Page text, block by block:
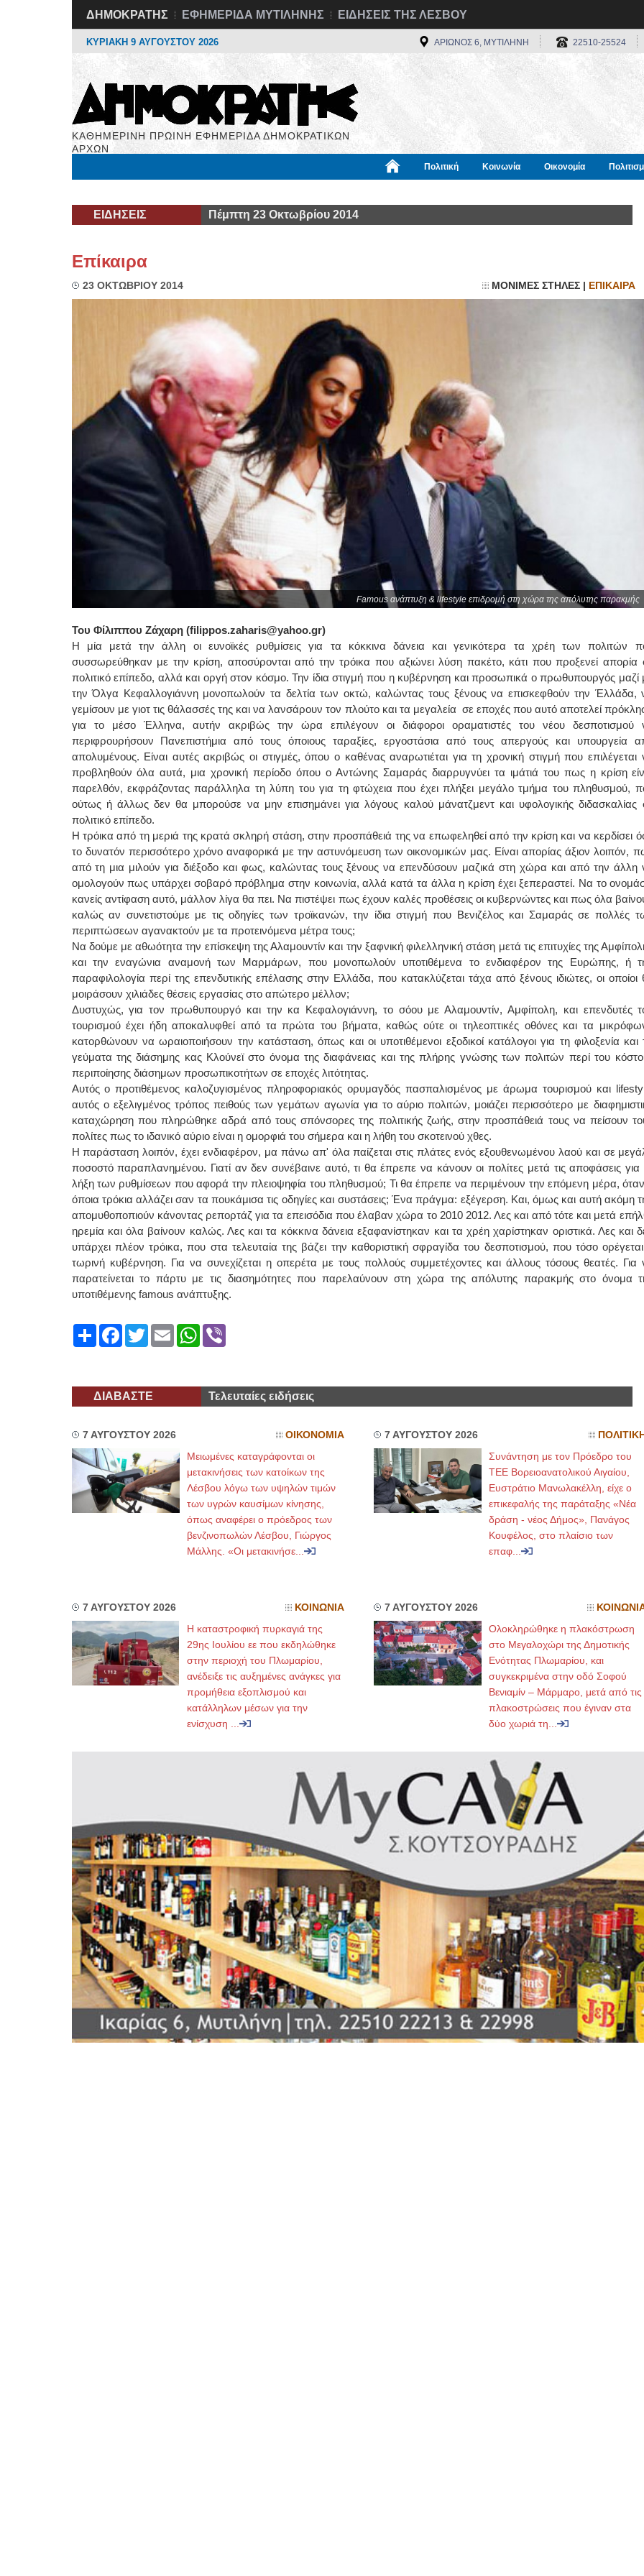
ΔΗΜΟΚΡΑΤΗΣ ΕΦΗΜΕΡΙΔΑ ΜΥΤΙΛΗΝΗΣ ΕΙΔΗΣΕΙΣ ΤΗΣ ΛΕΣΒΟΥ
ΚΥΡΙΑΚΗ 9 ΑΥΓΟΥΣΤΟΥ 2026 ΑΡΙΩΝΟΣ 6, ΜΥΤΙΛΗΝΗ 22510-25524
ΚΑΘΗΜΕΡΙΝΗ ΠΡΩΙΝΗ ΕΦΗΜΕΡΙΔΑ ΔΗΜΟΚΡΑΤΙΚΩΝ
ΑΡΧΩΝ
Πολιτική Κοινωνία Οικονομία
ΕΙΔΗΣΕΙΣ Πέμπτη 23 Οκτωβρίου 2014
Επίκαιρα
23 ΟΚΤΩΒΡΙΟΥ 2014 ΜΟΝΙΜΕΣ ΣΤΗΛΕΣ | ΕΠΙΚΑΙΡΑ
Famous ανάπτυξη & lifestyle επιδρομή στη χώρα της απόλυτης παρακμής
Του Φίλιππου Ζάχαρη (filippos.zaharis@yahoo.gr)
H μία μετά την άλλη οι ευνοϊκές ρυθμίσεις για τα κόκκινα δάνεια και γενικότερα τα χρέη των πολιτών
συσσωρεύθηκαν με την κρίση, αποσύρονται από την τρόικα που αξιώνει λύση πακέτο, κάτι που προξενεί απορία
πολιτικό επίπεδο, αλλά και οργή στον κόσμο. Την ίδια στιγμή που η κυβέρνηση και προσωπικά ο πρωθυπουργός μαζί
την Όλγα Κεφαλλογιάννη μονοπωλούν τα δελτία των οκτώ, καλώντας τους ξένους να επισκεφθούν την Έλλάδα,
γεμίσουν με γιοτ τις θάλασσές της και να λανσάρουν τον πλούτο και τα μεγαλεία σε εποχές που αυτό αποτελεί
για το μέσο Έλληνα, αυτήν ακριβώς την ώρα επιλέγουν οι διάφοροι οραματιστές του νέου δεσποτισμού
περιφρουρήσουν Πανεπιστήμια από τους όποιους ταραξίες, εργοστάσια από τους απεργούς και υπουργεία
απολυμένους. Είναι αυτές ακριβώς οι στιγμές, όπου ο καθένας αναρωτιέται για τη χρονική στιγμή που επιλέγεται
προβληθούν όλα αυτά, μια χρονική περίοδο όπου ο Αντώνης Σαμαράς διαρρυγνύει τα ιμάτιά του πως η κρίση
παρελθόν, εκφράζοντας παράλληλα τη λύπη του για τη φτώχεια που έχει πλήξει μεγάλο τμήμα του πληθυσμού,
ούτως ή άλλως δεν θα μπορούσε να μην επισημάνει για λόγους καλού μάνατζμεντ και υφολογικής διδασκαλίας
πολιτικό επίπεδο.
Η τρόικα από τη μεριά της κρατά σκληρή στάση, στην προσπάθειά της να επωφεληθεί από την κρίση και να κερδίσει
το δυνατόν περισσότερο χρόνο αναφορικά με την αστυνόμευση των οικονομικών μας. Είναι απορίας άξιον λοιπόν,
από τη μια μιλούν για διέξοδο και φως, καλώντας τους ξένους να επενδύσουν μαζικά στη χώρα και από την άλλη
ομολογούν πως υπάρχει σοβαρό πρόβλημα στην κοινωνία, αλλά κατά τα άλλα η κρίση έχει ξεπεραστεί. Να το
κανείς αντίφαση αυτό, μάλλον λίγα θα πει. Να πιστέψει πως έχουν καλές προθέσεις οι κυβερνώντες και πως όλα
καλώς αν συνετιστούμε με τις οδηγίες των τροϊκανών, την ίδια στιγμή που Βενιζέλος και Σαμαράς σε πολλές
περιπτώσεων αγανακτούν με τα προτεινόμενα μέτρα τους;
Να δούμε με αθωότητα την επίσκεψη της Αλαμουντίν και την ξαφνική φιλελληνική στάση μετά τις επιτυχίες της
και την εναγώνια αναμονή των Μαρμάρων, που μονοπωλούν υποτιθέμενα το ενδιαφέρον της Ευρώπης, ή
παραφιλολογία περί της επενδυτικής επέλασης στην Ελλάδα, που κατακλύζεται τάχα από ξένους ιδιώτες, οι οποίοι
μοιράσουν χιλιάδες θέσεις εργασίας στο απώτερο μέλλον;
Δυστυχώς, για τον πρωθυπουργό και την κα Κεφαλογιάννη, το σόου με Αλαμουντίν, Αμφίπολη, και επενδυτές
τουρισμού έχει ήδη αποκαλυφθεί από τα πρώτα του βήματα, καθώς ούτε οι τηλεοπτικές οθόνες και τα
κατορθώνουν να ωραιοποιήσουν την κατάσταση, όπως και οι υποτιθέμενοι εξοδικοί κατάλογοι για τη φιλοξενία και
γεύματα της διάσημης κας Κλούνεϊ στο όνομα της διαφάνειας και της πλήρης γνώσης των πολιτών περί του
περιποίησης διάσημων προσωπικοτήτων σε εποχές λιτότητας.
Αυτός ο προτιθέμενος καλοζυγισμένος πληροφοριακός ορυμαγδός πασπαλισμένος με άρωμα τουρισμού και
αυτός ο εξελιγμένος τρόπος πειθούς των γεμάτων αγωνία για το αύριο πολιτών, μοιάζει περισσότερο με
καταχώρηση που πληρώθηκε αδρά από τους σπόνσορες της πολιτικής ζωής, στην προσπάθειά τους να πείσουν
πολίτες πως το ιδανικό αύριο είναι η ομορφιά του σήμερα και η λήθη του σκοτεινού χθες.
Η παράσταση λοιπόν, έχει ενδιαφέρον, μα πάνω απ' όλα παίζεται στις πλάτες ενός εξουθενωμένου λαού και σε
ποσοστό παραπλανημένου. Γιατί αν δεν συνέβαινε αυτό, τι θα έπρεπε να κάνουν οι πολίτες μετά τις αποφάσεις για
λήξη των ρυθμίσεων που αφορά την πλειοψηφία του πληθυσμού; Τι θα έπρεπε να περιμένουν την επόμενη μέρα,
όποια τρόκια αλλάζει σαν τα πουκάμισα τις οδηγίες και συστάσεις; Ένα πράγμα: εξέγερση. Και, όμως και αυτή ακόμη
απομυθοποπιούν κάνοντας ρεπορτάζ για τα επεισόδια που έλαβαν χώρα το 2010 2012. Λες και από τότε και μετά
ηρεμία και όλα βαίνουν καλώς. Λες και τα κόκκινα δάνεια εξαφανίστηκαν και τα χρέη χαρίστηκαν οριστικά. Λες και
υπάρχει πλέον τρόικα, που στα τελευταία της βάζει την καθοριστική σφραγίδα του δεσποτισμού, που τόσο
τωρινή κυβέρνηση. Για να συνεχίζεται η οπερέτα με τους πολλούς συμμετέχοντες και άλλους τόσους θεατές. Για
παρατείνεται το πάρτυ με τις διασημότητες που παρελαύνουν στη χώρα της απόλυτης παρακμής στο όνομα
υποτιθέμενης famous ανάπτυξης.
ShareFacebook
TwitterEmailWhatsApp
Viber
ΔΙΑΒΑΣΤΕ Τελευταίες ειδήσεις
7 ΑΥΓΟΥΣΤΟΥ 2026 ΟΙΚΟΝΟΜΙΑ
Μειωμένες καταγράφονται οι
μετακινήσεις των κατοίκων της
Λέσβου λόγω των υψηλών τιμών
των υγρών καυσίμων κίνησης,
όπως αναφέρει ο πρόεδρος των
βενζινοπωλών Λέσβου, Γιώργος
Μάλλης. «Οι μετακινήσε...
7 ΑΥΓΟΥΣΤΟΥ 2026 ΠΟΛΙΤΙΚΗ
Συνάντηση με τον Πρόεδρο του
ΤΕΕ Βορειοανατολικού Αιγαίου,
Ευστράτιο Μανωλακέλλη, είχε ο
επικεφαλής της παράταξης «Νέα
δράση - νέος Δήμος», Πανάγος
Κουφέλος, στο πλαίσιο των
επαφ...
7 ΑΥΓΟΥΣΤΟΥ 2026 ΚΟΙΝΩΝΙΑ
Η καταστροφική πυρκαγιά της
29ης Ιουλίου εε που εκδηλώθηκε
στην περιοχή του Πλωμαρίου,
ανέδειξε τις αυξημένες ανάγκες για
προμήθεια εξοπλισμού και
κατάλληλων μέσων για την
ενίσχυση ...
7 ΑΥΓΟΥΣΤΟΥ 2026
Ολοκληρώθηκε η πλακόστρωση
στο Μεγαλοχώρι της Δημοτικής
Ενότητας Πλωμαρίου, και
συγκεκριμένα στην οδό Σοφού
Βενιαμίν – Μάρμαρο, μετά από τις
πλακοστρώσεις που έγιναν στα
δύο χωριά τη...
ΙΩΑΝΝΗΣ Α. ΜΑΛΛΙΑΣ
ΧΕΙΡΟΥΡΓΟΣ
ΟΦΘΑΛΜΙΑΤΡΟΣ
Διδάκτωρ Ιατρικής Σχολής
Πανεπιστημίου Αθηνών
Καλλιπόλεως 3,Νέα Σμύρνη,
τηλ:210-9320215
Καβέτσου 10, Μυτιλήνη, τηλ:
2251038065
Χειρουργός Ωτορινολαρυγγολόγος
Στρατιωτικός Ιατρός
Διδ.Παν.Αθηνών
Διπλωματούχος Ευρ.Ακαδημίας
Πάρνηθας 95-97 Αχαρναί
2102467085 & 6938502258
email- elenboumpa@gmail.com